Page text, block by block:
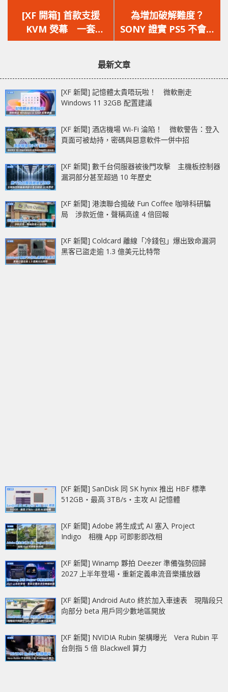
一
篇
文
[XF 開箱] 首款支援
KVM 熒幕 一套
KB/Mouse 同時操控多
一
篇
文
為增加破解難度？
SONY 證實 PS5 不會內
建瀏覽器功能
最新文章
[XF 新聞] 記憶體太貴唔玩啦！ 微軟刪走
Windows 11 32GB 配置建議
[XF 新聞] 酒店機場 Wi-Fi 淪陷！ 微軟警告：登入
頁面可被劫持，密碼與惡意軟件一併中招
[XF 新聞] 數千台伺服器被後門攻擊 主機板控制器
漏洞部分甚至超過 10 年歷史
[XF 新聞] 港澳聯合搗破 Fun Coffee 咖啡科研騙
局 涉款近億‧聲稱高達 4 倍回報
[XF 新聞] Coldcard 離線「冷錢包」爆出致命漏洞
黑客已盜走逾 1.3 億美元比特幣
[XF 新聞] SanDisk 同 SK hynix 推出 HBF 標準
512GB‧最高 3TB/s‧主攻 AI 記憶體
[XF 新聞] Adobe 將生成式 AI 塞入 Project
Indigo 相機 App 可即影即改相
[XF 新聞] Winamp 夥拍 Deezer 準備強勢回歸
2027 上半年登場‧重新定義串流音樂播放器
[XF 新聞] Android Auto 終於加入車速表 現階段只
向部分 beta 用戶同少數地區開放
[XF 新聞] NVIDIA Rubin 架構曝光 Vera Rubin 平
台劍指 5 倍 Blackwell 算力